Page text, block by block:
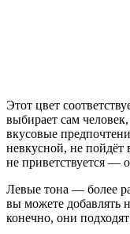
Этот цвет
выбирает сам
вкусовые
невкусной, не пойдёт
не приветствуется —
Левые тона — более
вы можете добавлять
конечно, они